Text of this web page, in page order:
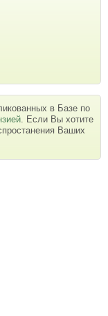
в Базе по
. Если Вы хотите
Ваших